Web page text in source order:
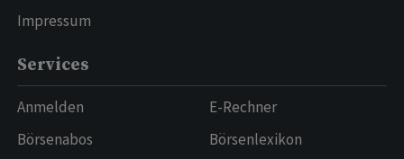
Impressum
Services
Anmelden
Börsenabos
E-Rechner
Börsenlexikon